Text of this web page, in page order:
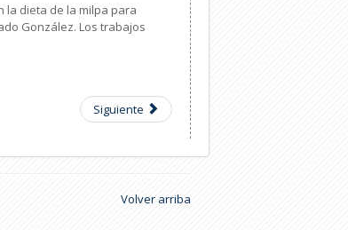
la dieta de la milpa para
González. Los trabajos
Siguiente
Volver arriba